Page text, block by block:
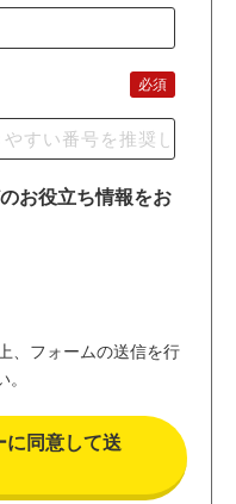
必須
お役立ち情報をお
、フォームの送信を行
に同意して送